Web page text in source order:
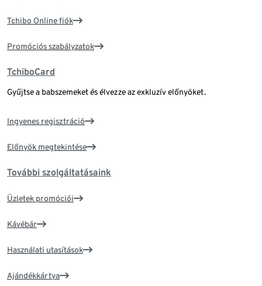
Tchibo Online fiók
Promóciós szabályzatok
TchiboCard
Gyűjtse a babszemeket és élvezze az exkluzív előnyöket.
Ingyenes regisztráció
Előnyök megtekintése
További szolgáltatásaink
Üzletek promóciói
Kávébár
Használati utasítások
Ajándékkártya